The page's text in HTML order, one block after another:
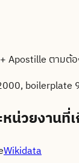
Apostille ตามต้
boilerplate
น่วยงานที่
Wikidata